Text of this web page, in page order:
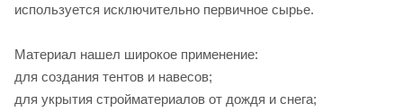
используется исключительно первичное сырье.
Материал нашел широкое применение:
для создания тентов и навесов;
для укрытия стройматериалов от дождя и снега;